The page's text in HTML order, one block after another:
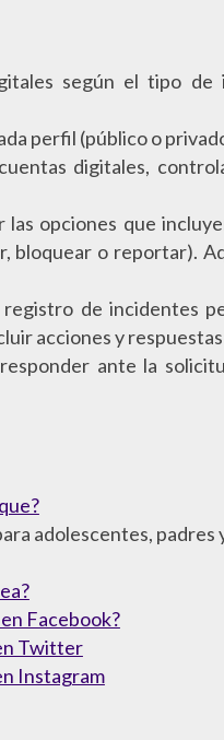
según el tipo de
perfil (público o
digitales,
opciones que
bloquear o reportar).
de incidentes
acciones y
ante la
adolescentes, padres
Facebook?
Twitter
Instagram